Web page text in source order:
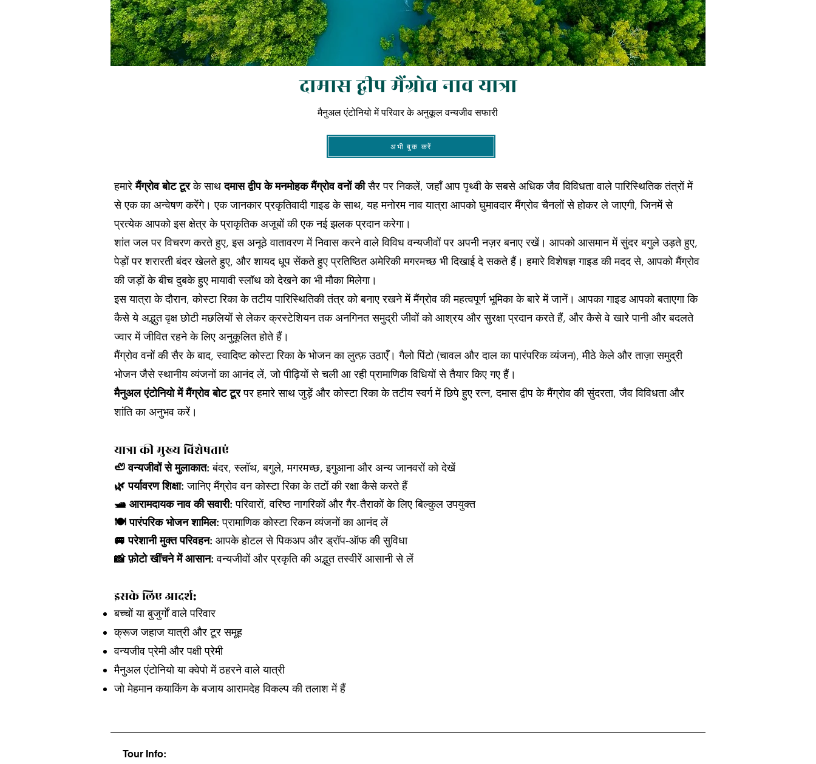
दामास द्वीप मैंग्रोव नाव यात्रा
मैनुअल एंटोनियो में परिवार के अनुकूल वन्यजीव सफारी
अभी बुक करें
हमारेमैंग्रोव बोट टूरके साथदमास द्वीप के मनमोहक मैंग्रोव वनों कीसैर पर निकलें, जहाँ आप पृथ्वी के सबसे अधिक जैव विविधता वाले पारिस्थितिक तंत्रों में
से एक का अन्वेषण करेंगे। एक जानकार प्रकृतिवादी गाइड के साथ, यह मनोरम नाव यात्रा आपको घुमावदार मैंग्रोव चैनलों से होकर ले जाएगी, जिनमें से
प्रत्येक आपको इस क्षेत्र के प्राकृतिक अजूबों की एक नई झलक प्रदान करेगा।
शांत जल पर विचरण करते हुए, इस अनूठे वातावरण में निवास करने वाले विविध वन्यजीवों पर अपनी नज़र बनाए रखें। आपको आसमान में सुंदर बगुले उड़ते हुए,
पेड़ों पर शरारती बंदर खेलते हुए, और शायद धूप सेंकते हुए प्रतिष्ठित अमेरिकी मगरमच्छ भी दिखाई दे सकते हैं। हमारे विशेषज्ञ गाइड की मदद से, आपको मैंग्रोव
की जड़ों के बीच दुबके हुए मायावी स्लॉथ को देखने का भी मौका मिलेगा।
इस यात्रा के दौरान, कोस्टा रिका के तटीय पारिस्थितिकी तंत्र को बनाए रखने में मैंग्रोव की महत्वपूर्ण भूमिका के बारे में जानें। आपका गाइड आपको बताएगा कि
कैसे ये अद्भुत वृक्ष छोटी मछलियों से लेकर क्रस्टेशियन तक अनगिनत समुद्री जीवों को आश्रय और सुरक्षा प्रदान करते हैं, और कैसे वे खारे पानी और बदलते
ज्वार में जीवित रहने के लिए अनुकूलित होते हैं।
मैंग्रोव वनों की सैर के बाद, स्वादिष्ट कोस्टा रिका के भोजन का लुत्फ़ उठाएँ। गैलो पिंटो (चावल और दाल का पारंपरिक व्यंजन), मीठे केले और ताज़ा समुद्री
भोजन जैसे स्थानीय व्यंजनों का आनंद लें, जो पीढ़ियों से चली आ रही प्रामाणिक विधियों से तैयार किए गए हैं।
मैनुअल एंटोनियो में मैंग्रोव बोट टूरपर हमारे साथ जुड़ें और कोस्टा रिका के तटीय स्वर्ग में छिपे हुए रत्न, दमास द्वीप के मैंग्रोव की सुंदरता, जैव विविधता और
शांति का अनुभव करें।
यात्रा की मुख्य विशेषताएं
🦥 वन्यजीवों से मुलाकात: बंदर, स्लॉथ, बगुले, मगरमच्छ, इगुआना और अन्य जानवरों को देखें
🌿 पर्यावरण शिक्षा: जानिए मैंग्रोव वन कोस्टा रिका के तटों की रक्षा कैसे करते हैं
🛥️ आरामदायक नाव की सवारी: परिवारों, वरिष्ठ नागरिकों और गैर-तैराकों के लिए बिल्कुल उपयुक्त
🍽️ पारंपरिक भोजन शामिल: प्रामाणिक कोस्टा रिकन व्यंजनों का आनंद लें
🚐 परेशानी मुक्त परिवहन: आपके होटल से पिकअप और ड्रॉप-ऑफ की सुविधा
📸 फ़ोटो खींचने में आसान: वन्यजीवों और प्रकृति की अद्भुत तस्वीरें आसानी से लें
इसके लिए आदर्श:
बच्चों या बुजुर्गों वाले परिवार
क्रूज जहाज यात्री और टूर समूह
वन्यजीव प्रेमी और पक्षी प्रेमी
मैनुअल एंटोनियो या क्वेपो में ठहरने वाले यात्री
जो मेहमान कयाकिंग के बजाय आरामदेह विकल्प की तलाश में हैं
Tour Info: